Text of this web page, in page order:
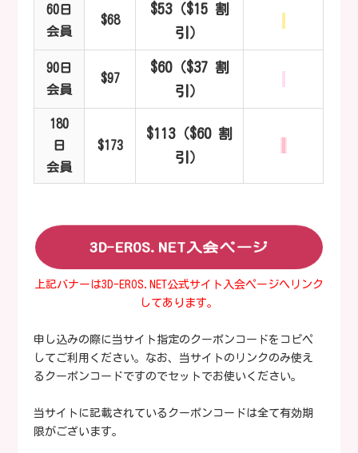
60日
会員
$68
$53（$15 割
引）
90日
会員
$97
$60（$37 割
引）
180
日
会員
$173
$113（$60 割
引）
3D-EROS.NET入会ページ
上記バナーは3D-EROS.NET公式サイト入会ページへリンク
してあります。
申し込みの際に当サイト指定のクーポンコードをコピペ
してご利用ください。なお、当サイトのリンクのみ使え
るクーポンコードですのでセットでお使いください。
当サイトに記載されているクーポンコードは全て有効期
限がございます。